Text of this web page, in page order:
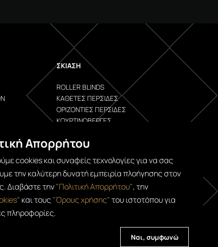
ΣΚΊΑΣΗ
ROLLER BLINDS
ΚΆΘΕΤΕΣ ΠΕΡΣΊΔΕΣ
ΟΡΙΖΌΝΤΙΕΣ ΠΕΡΣΊΔΕΣ
ΚΟΥΡΤΙΝΌΒΕΡΓΕΣ
ΥΦΆΣΜΑΤΑ
ΚΟΥΡΤΊΝΕΣ
ΕΠΊΠΛΩΣΗΣ
ΕΞΩΤΕΡΙΚΟΎ ΧΏΡΟΥ
Απορρήτου
cookies και συναφείς τεχνολογίες για να σας
την καλύτερη δυνατή εμπειρία πλοήγησης στον
Διαβάστε την"Πολιτική Απορρήτου", την
και τους "Όρους χρήσης"του ιστοτόπου για
πληροφορίες.
Ναι, συμφωνώ